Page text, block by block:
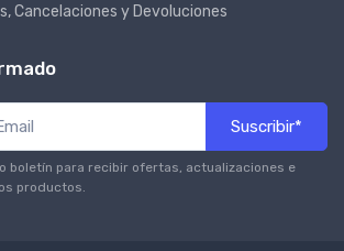
Cancelaciones y Devoluciones
Suscribir*
boletín para recibir ofertas, actualizaciones e
productos.